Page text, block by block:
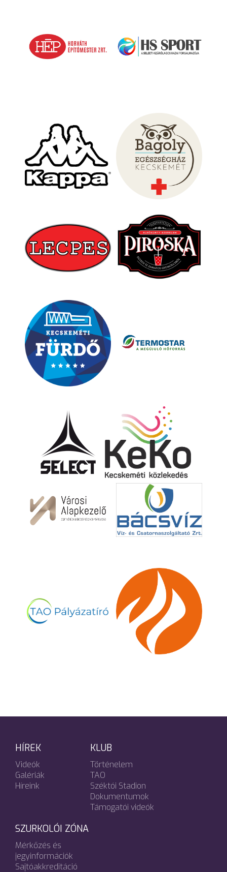
HÍREK
Videók
Galériák
Híreink
KLUB
Történelem
TAO
Széktói Stadion
Dokumentumok
Támogatói videók
SZURKOLÓI ZÓNA
Mérkőzés és
jegyinformációk
Sajtóakkreditáció